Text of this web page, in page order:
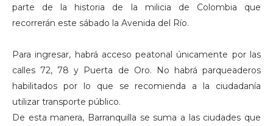
parte de la historia de la milicia de Colombia que
recorrerán este sábado la Avenida del Río.
Para ingresar, habrá acceso peatonal únicamente por las
calles 72, 78 y Puerta de Oro. No habrá parqueaderos
habilitados por lo que se recomienda a la ciudadanía
utilizar transporte público.
De esta manera, Barranquilla se suma a las ciudades que